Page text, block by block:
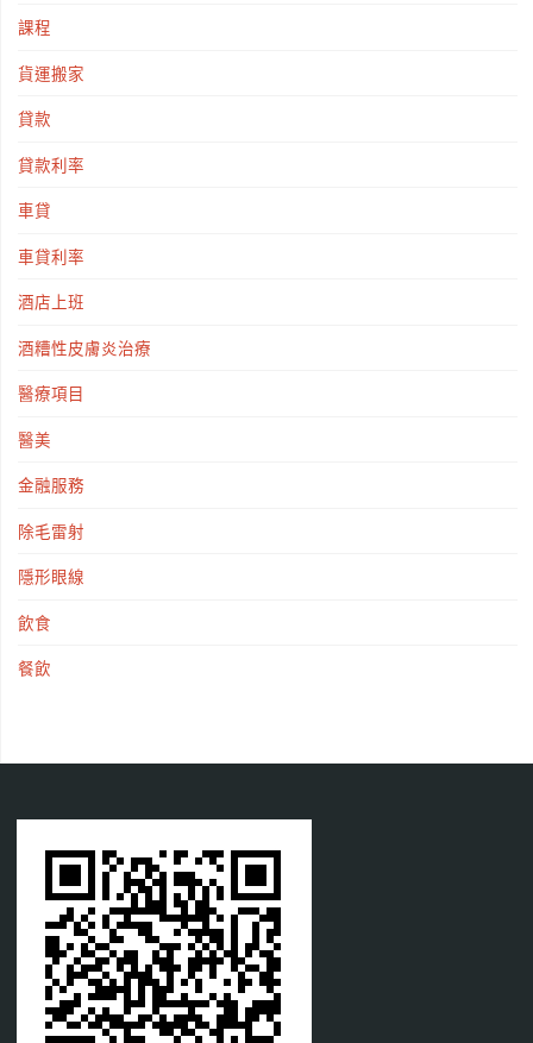
課程
貨運搬家
貸款
貸款利率
車貸
車貸利率
酒店上班
酒糟性皮膚炎治療
醫療項目
醫美
金融服務
除毛雷射
隱形眼線
飲食
餐飲